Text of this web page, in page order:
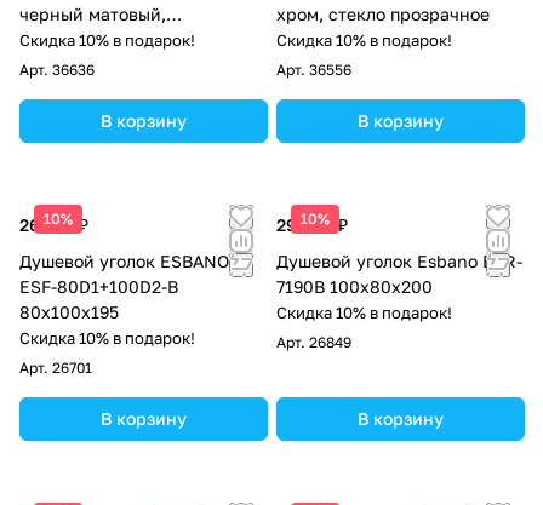
черный матовый,
тонированное стекло
Скидка 10% в подарок!
Арт. 36636
В корзину
хром, стекло прозрачное
Скидка 10% в подарок!
Арт. 36556
В корзину
10%
26 138 ₽
Душевой уголок ESBANO
ESF-80D1+100D2-B
80х100х195
Скидка 10% в подарок!
Арт. 26701
В корзину
10%
29 963 ₽
Душевой уголок Esbano ESR-
7190B 100x80x200
Скидка 10% в подарок!
Арт. 26849
В корзину